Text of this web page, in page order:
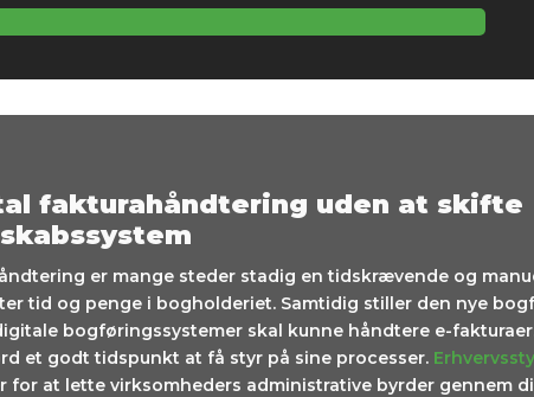
fakturahåndtering uden at skifte
er mange steder stadig en tidskrævende og
tid og penge i bogholderiet. Samtidig stiller den nye
bogføringssystemer skal kunne håndtere e-
et godt tidspunkt at få styr på sine processer.
for at lette virksomheders administrative byrder gennem